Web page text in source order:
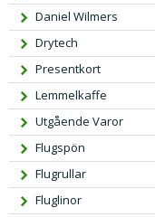
Daniel Wilmers
Drytech
Presentkort
Lemmelkaffe
Utgående Varor
Flugspön
Flugrullar
Fluglinor